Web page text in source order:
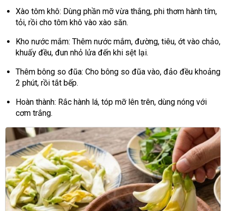
Xào tôm khô: Dùng phần mỡ vừa thắng, phi thơm hành tím,
tỏi, rồi cho tôm khô vào xào săn.
Kho nước mắm: Thêm nước mắm, đường, tiêu, ớt vào chảo,
khuấy đều, đun nhỏ lửa đến khi sệt lại.
Thêm bông so đũa: Cho bông so đũa vào, đảo đều khoảng
2 phút, rồi tắt bếp.
Hoàn thành: Rắc hành lá, tóp mỡ lên trên, dùng nóng với
cơm trắng.